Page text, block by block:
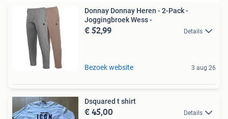
Donnay Donnay Heren - 2-Pack -
Joggingbroek Wess -
€ 52,99 Details
Bezoek website 3 aug 26
Dsquared t shirt
€ 45,00 Details